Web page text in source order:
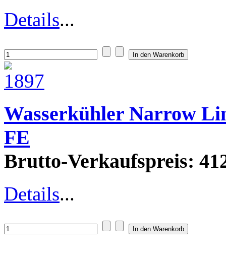
Details...
Wasserkühler Narrow
FE
Brutto-Verkaufspreis:
Details...